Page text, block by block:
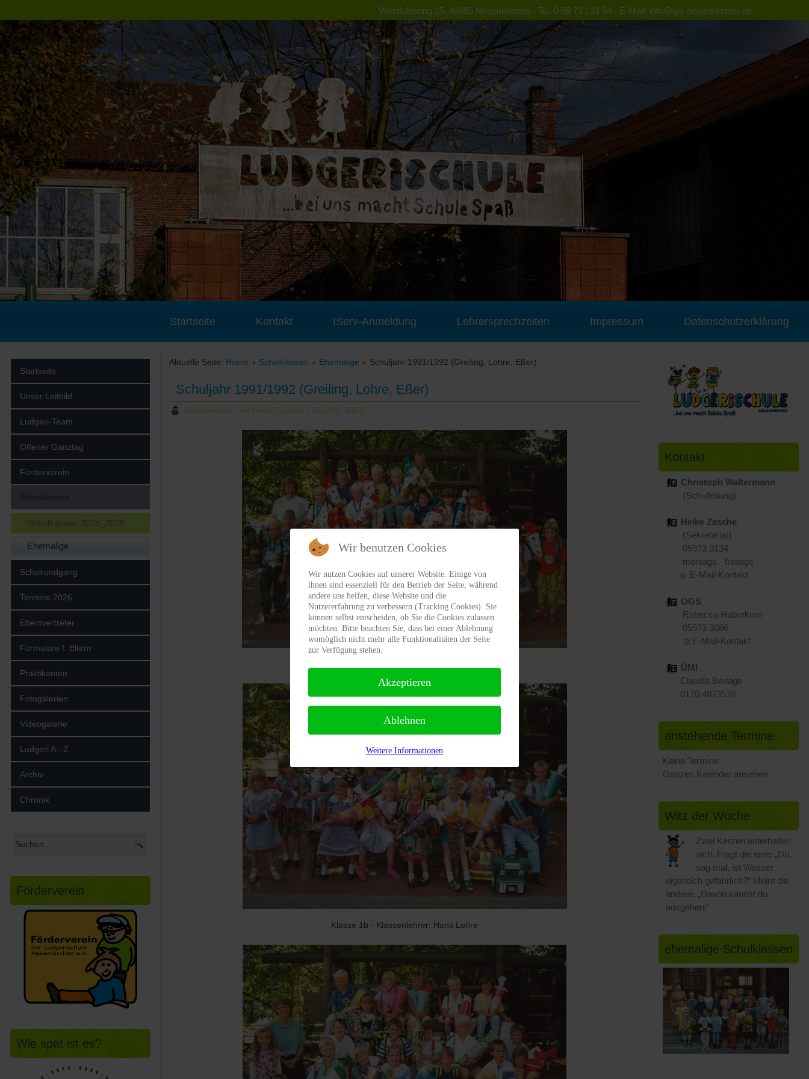
Westfalenring 25, 48485 Neuenkirchen - Tel. 0 59 73 / 31 34 - E-Mail: info@lgs-neuenkirchen.de
Startseite Kontakt IServ-Anmeldung Lehrersprechzeiten Impressum Datenschutzerklärung
Startseite
Unser Leitbild
Ludgeri-Team
Offener Ganztag
Förderverein
Schulkassen 2025_2026
Ehemalige
Schulrundgang
Termine 2026
Elternvertreter
Formulare f. Eltern
Praktikanten
Fotogalerien
Videogalerie
Ludgeri A - Z
Archiv
Chronik
Förderverein
Wie spät ist es?
Aktuelle Seite: Home Schulklassen Ehemalige Schuljahr 1991/1992 (Greiling, Lohre, Eßer)
Schuljahr 1991/1992 (Greiling, Lohre, Eßer)
Geschrieben von Heike Zasche | Zugriffe: 5452
Klasse 1b - Klassenlehrer: Hans Lohre
Kontakt
Christoph Waltermann
(Schulleitung)
Heike Zasche
(Sekretariat)
05973 3134
montags - freitags
E-Mail-Kontakt
OGS
Rebecca Haberkorn
05973 3686
E-Mail-Kontakt
ÜMI
Claudia Berlage
0170 4873578
anstehende Termine
Keine Termine
Ganzen Kalender ansehen
Witz der Woche
Zwei Kerzen unterhalten
sich. Fragt die eine: „Du,
sag mal, ist Wasser
eigentlich gefährlich?“ Meint die
andere: „Davon kannst du
ausgehen!“
ehemalige Schulklassen
Wir benutzen Cookies
Wir nutzen Cookies auf unserer Website. Einige von
ihnen sind essenziell für den Betrieb der Seite, während
andere uns helfen, diese Website und die
Nutzererfahrung zu verbessern (Tracking Cookies). Sie
können selbst entscheiden, ob Sie die Cookies zulassen
möchten. Bitte beachten Sie, dass bei einer Ablehnung
womöglich nicht mehr alle Funktionalitäten der Seite
zur Verfügung stehen.
Akzeptieren
Ablehnen
Weitere Informationen